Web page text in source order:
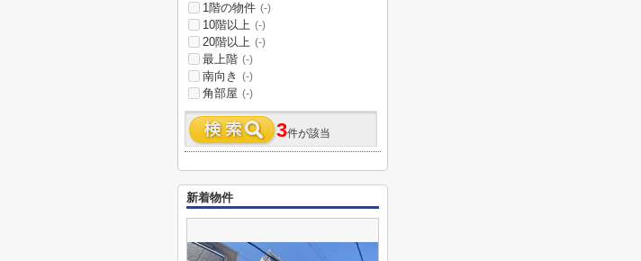
1階の物件 (-)
10階以上 (-)
20階以上 (-)
最上階 (-)
南向き (-)
角部屋 (-)
3件が該当
新着物件